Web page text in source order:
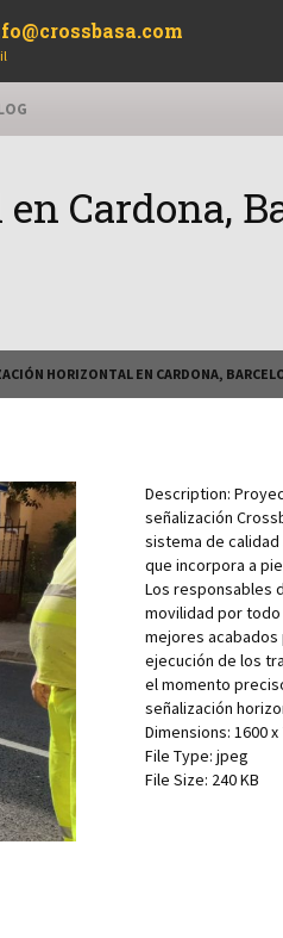
Cardona,
HORIZONTAL EN CARDONA,
Description:
señalización
sistema de
que incorpora a
Los responsables
movilidad por
mejores acabados
ejecución de los
el momento
señalización
Dimensions: 1600 x
File Type: jpeg
File Size: 240 KB